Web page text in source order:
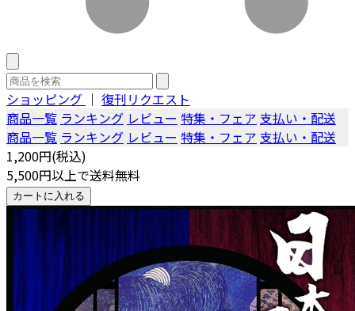
ショッピング ｜ 復刊リクエスト
商品一覧 ランキング レビュー 特集・フェア 支払い・配送
商品一覧 ランキング レビュー 特集・フェア 支払い・配送
1,200円(税込)
5,500円以上で送料無料
カートに入れる